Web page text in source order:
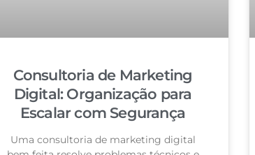
Consultoria de Marketing
Digital: Organização para
Escalar com Segurança
Uma consultoria de marketing digital